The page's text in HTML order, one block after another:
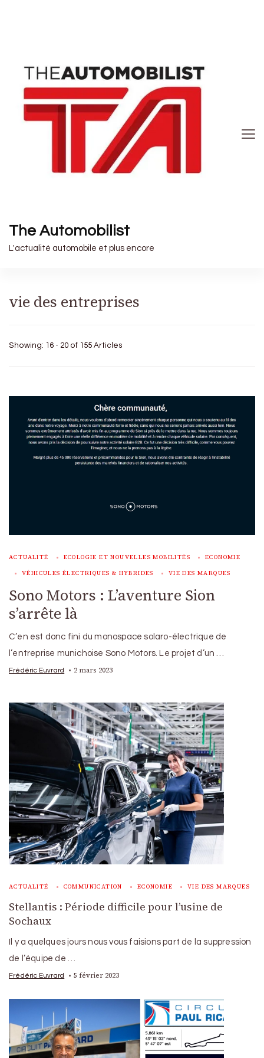
The Automobilist
L'actualité automobile et plus encore
vie des entreprises
Showing: 16 - 20 of 155 Articles
ACTUALITÉ ECOLOGIE ET NOUVELLES MOBILITÉS ECONOMIE
VÉHICULES ÉLECTRIQUES & HYBRIDES VIE DES MARQUES
Sono Motors : L’aventure Sion
s’arrête là
C’en est donc fini du monospace solaro-électrique de
l’entreprise munichoise Sono Motors. Le projet d’un …
Frédéric Euvrard 2 mars 2023
ACTUALITÉ COMMUNICATION ECONOMIE VIE DES MARQUES
Stellantis : Période difficile pour l’usine de
Sochaux
Il y a quelques jours nous vous faisions part de la suppression
de l’équipe de …
Frédéric Euvrard 5 février 2023